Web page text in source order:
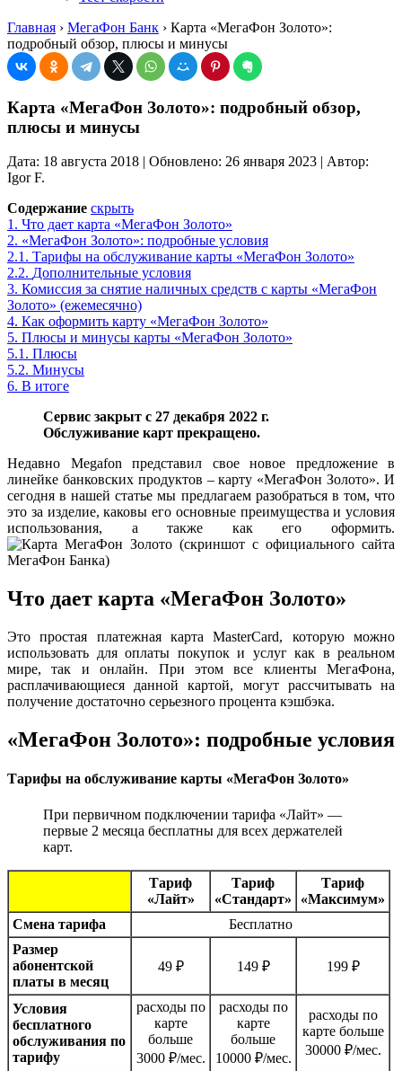
Главная › МегаФон Банк › Карта «МегаФон Золото»:
подробный обзор, плюсы и минусы
Карта «МегаФон Золото»: подробный обзор,
плюсы и минусы
Дата: 18 августа 2018 | Обновлено: 26 января 2023 | Автор:
Igor F.
Содержание скрыть
1. Что дает карта «МегаФон Золото»
2. «МегаФон Золото»: подробные условия
2.1. Тарифы на обслуживание карты «МегаФон Золото»
2.2. Дополнительные условия
3. Комиссия за снятие наличных средств с карты «МегаФон
Золото» (ежемесячно)
4. Как оформить карту «МегаФон Золото»
5. Плюсы и минусы карты «МегаФон Золото»
5.1. Плюсы
5.2. Минусы
6. В итоге
Сервис закрыт с 27 декабря 2022 г.
Обслуживание карт прекращено.
Недавно Megafon представил свое новое предложение в
линейке банковских продуктов – карту «МегаФон Золото». И
сегодня в нашей статье мы предлагаем разобраться в том, что
это за изделие, каковы его основные преимущества и условия
использования, а также как его оформить.
Что дает карта «МегаФон Золото»
Это простая платежная карта MasterCard, которую можно
использовать для оплаты покупок и услуг как в реальном
мире, так и онлайн. При этом все клиенты МегаФона,
расплачивающиеся данной картой, могут рассчитывать на
получение достаточно серьезного процента кэшбэка.
«МегаФон Золото»: подробные условия
Тарифы на обслуживание карты «МегаФон Золото»
При первичном подключении тарифа «Лайт» —
первые 2 месяца бесплатны для всех держателей
карт.
Тариф
«Лайт»
Тариф
«Стандарт»
Тариф
«Максимум»
Смена тарифа
Бесплатно
Размер
абонентской
платы в месяц
49 ₽ 149 ₽ 199 ₽
Условия
бесплатного
обслуживания по
тарифу
расходы по
карте
больше
3000 ₽/мес.
расходы по
карте
больше
10000 ₽/мес.
расходы по
карте больше
30000 ₽/мес.